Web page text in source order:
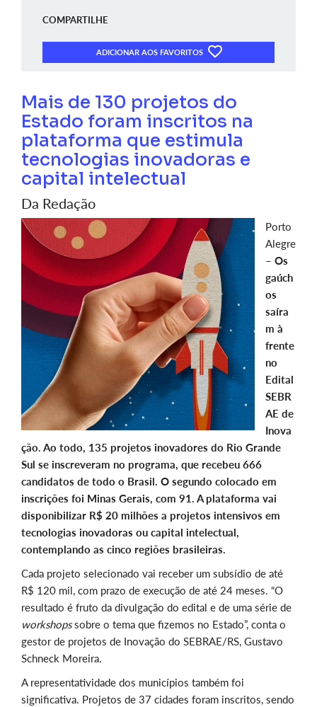
COMPARTILHE
ADICIONAR AOS FAVORITOS
Mais de 130 projetos do
Estado foram inscritos na
plataforma que estimula
tecnologias inovadoras e
capital intelectual
Da Redação
Porto
Alegre
– Os
gaúch
os
saíra
m à
frente
no
Edital
SEBR
AE de
Inova
ção. Ao todo, 135 projetos inovadores do Rio Grande
Sul se inscreveram no programa, que recebeu 666
candidatos de todo o Brasil. O segundo colocado em
inscrições foi Minas Gerais, com 91. A plataforma vai
disponibilizar R$ 20 milhões a projetos intensivos em
tecnologias inovadoras ou capital intelectual,
contemplando as cinco regiões brasileiras.
Cada projeto selecionado vai receber um subsídio de até
R$ 120 mil, com prazo de execução de até 24 meses. “O
resultado é fruto da divulgação do edital e de uma série de
workshopssobre o tema que fizemos no Estado”, conta o
gestor de projetos de Inovação do SEBRAE/RS, Gustavo
Schneck Moreira.
A representatividade dos municípios também foi
significativa. Projetos de 37 cidades foram inscritos, sendo